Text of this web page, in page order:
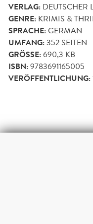
VERLAG: DEUTSCHER
GENRE: KRIMIS &
SPRACHE:GERMAN
UMFANG:352 SEITEN
GRÖSSE: 690,3 KB
ISBN:9783691165005
VERÖFFENTLICHUNG: